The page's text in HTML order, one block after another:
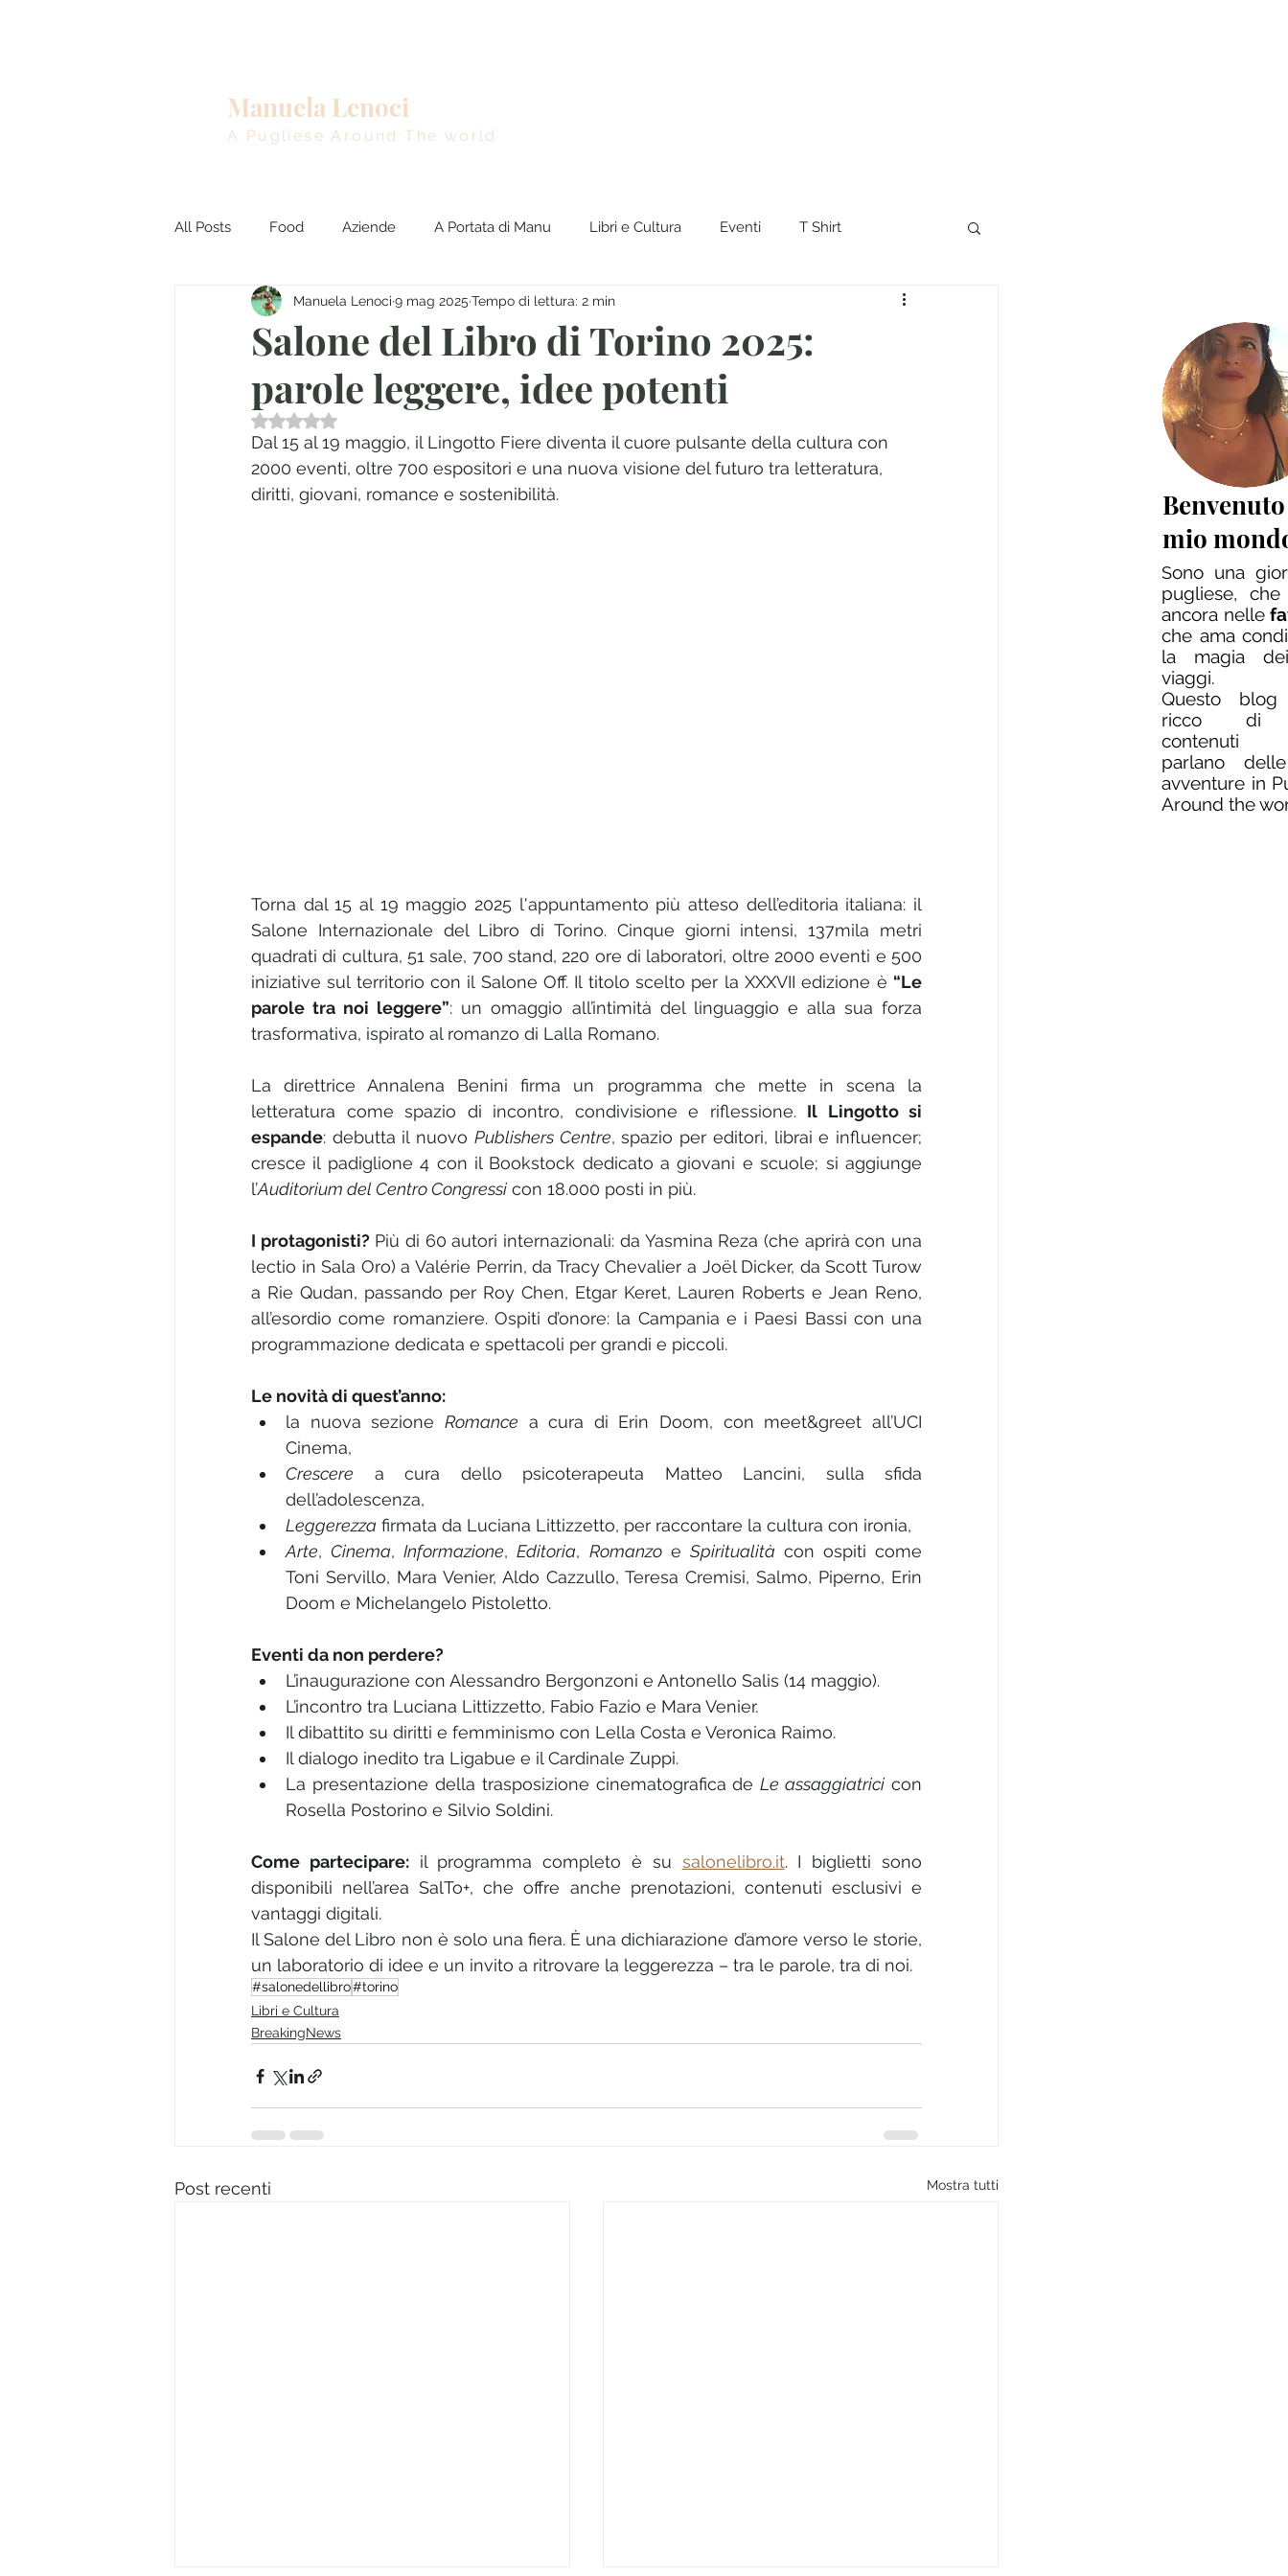
Manuela Lenoci
A Pugliese Around The world
All Posts Food Aziende A Portata di Manu Libri e Cultura Eventi T Shirt
Viaggi nel Mondo BreakingNews euro
Salone del Libro di Torino 2025:
parole leggere, idee potenti
Manuela Lenoci 9 mag 2025 Tempo di lettura: 2 min
Valutazione NaN stelle su 5.
Dal 15 al 19 maggio, il Lingotto Fiere diventa il cuore pulsante della cultura con
2000 eventi, oltre 700 espositori e una nuova visione del futuro tra letteratura,
diritti, giovani, romance e sostenibilità.
Torna dal 15 al 19 maggio 2025 l'appuntamento più atteso dell’editoria italiana: il
Salone Internazionale del Libro di Torino. Cinque giorni intensi, 137mila metri
quadrati di cultura, 51 sale, 700 stand, 220 ore di laboratori, oltre 2000 eventi e 500
iniziative sul territorio con il Salone Off. Il titolo scelto per la XXXVII edizione è “Le
parole tra noi leggere”: un omaggio all’intimità del linguaggio e alla sua forza
trasformativa, ispirato al romanzo di Lalla Romano.
La direttrice Annalena Benini firma un programma che mette in scena la
letteratura come spazio di incontro, condivisione e riflessione. Il Lingotto si
espande: debutta il nuovo Publishers Centre, spazio per editori, librai e influencer;
cresce il padiglione 4 con il Bookstock dedicato a giovani e scuole; si aggiunge
l’Auditorium del Centro Congressi con 18.000 posti in più.
I protagonisti? Più di 60 autori internazionali: da Yasmina Reza (che aprirà con una
lectio in Sala Oro) a Valérie Perrin, da Tracy Chevalier a Joël Dicker, da Scott Turow
a Rie Qudan, passando per Roy Chen, Etgar Keret, Lauren Roberts e Jean Reno,
all’esordio come romanziere. Ospiti d’onore: la Campania e i Paesi Bassi con una
programmazione dedicata e spettacoli per grandi e piccoli.
Le novità di quest’anno:
la nuova sezione Romance a cura di Erin Doom, con meet&greet all’UCI
Cinema,
Crescere a cura dello psicoterapeuta Matteo Lancini, sulla sfida
dell’adolescenza,
Leggerezza firmata da Luciana Littizzetto, per raccontare la cultura con ironia,
Arte, Cinema, Informazione, Editoria, Romanzo e Spiritualità con ospiti come
Toni Servillo, Mara Venier, Aldo Cazzullo, Teresa Cremisi, Salmo, Piperno, Erin
Doom e Michelangelo Pistoletto.
Eventi da non perdere?
L’inaugurazione con Alessandro Bergonzoni e Antonello Salis (14 maggio).
L’incontro tra Luciana Littizzetto, Fabio Fazio e Mara Venier.
Il dibattito su diritti e femminismo con Lella Costa e Veronica Raimo.
Il dialogo inedito tra Ligabue e il Cardinale Zuppi.
La presentazione della trasposizione cinematografica de Le assaggiatrici con
Rosella Postorino e Silvio Soldini.
Come partecipare: il programma completo è su salonelibro.it. I biglietti sono
disponibili nell’area SalTo+, che offre anche prenotazioni, contenuti esclusivi e
vantaggi digitali.
Il Salone del Libro non è solo una fiera. È una dichiarazione d’amore verso le storie,
un laboratorio di idee e un invito a ritrovare la leggerezza – tra le parole, tra di noi.
#salonedellibro#torino
Libri e Cultura
BreakingNews
Post recenti Mostra tutti
mio
Sono una
pugliese,
ancora nelle
che ama
la magia
viaggi.
Questo
ricco di
parlano
avventure in
Around the